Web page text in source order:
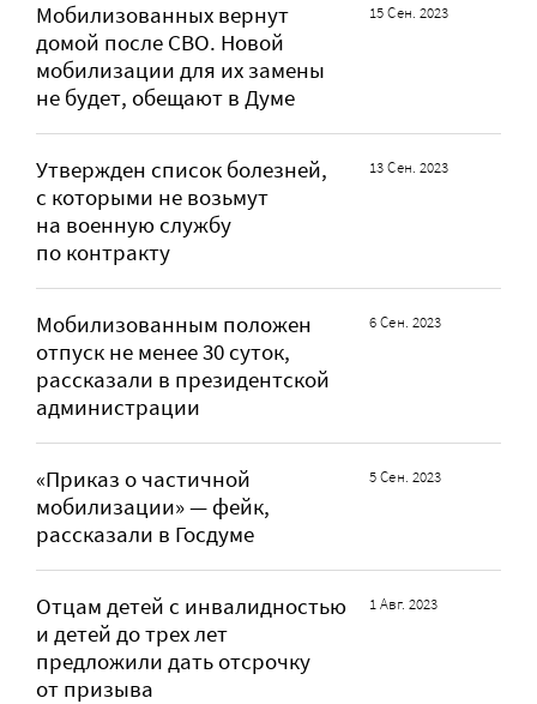
Мобилизованных вернут
домой после СВО. Новой
мобилизации для их замены
не будет, обещают в Думе
15 Сен. 2023
Утвержден список болезней,
с которыми не возьмут
на военную службу
по контракту
13 Сен. 2023
Мобилизованным положен
отпуск не менее 30 суток,
рассказали в президентской
администрации
6 Сен. 2023
«Приказ о частичной
мобилизации» — фейк,
рассказали в Госдуме
5 Сен. 2023
Отцам детей с инвалидностью
и детей до трех лет
предложили дать отсрочку
от призыва
1 Авг. 2023